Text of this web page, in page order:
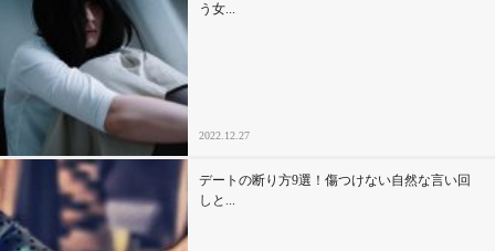
う女...
2022.12.27
デートの断り方9選！傷つけない自然な言い回
しと...